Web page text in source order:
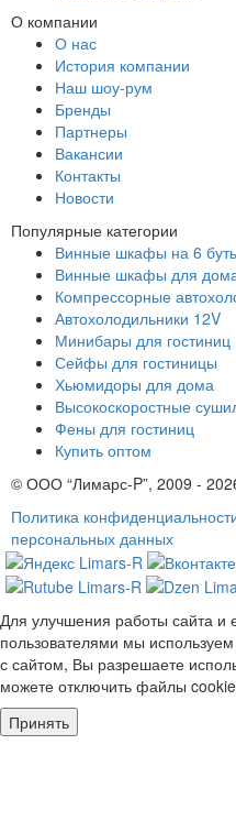
О компании
О нас
История компании
Наш шоу-рум
Бренды
Партнеры
Вакансии
Контакты
Новости
Популярные категории
Винные шкафы на 6
Винные шкафы для
Компрессорные
Автохолодильники 12V
Минибары для гостиниц
Сейфы для гостиницы
Хьюмидоры для дома
Высокоскоростные
Фены для гостиниц
Купить оптом
© ООО “Лимарс-P”, 2009 -
Политика
персональных данных
Для улучшения работы сайта и
пользователями мы
с сайтом, Вы разрешаете
можете отключить файлы
Принять